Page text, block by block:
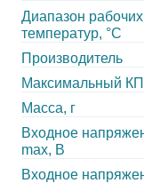
Диапазон рабочих
температур, °С
Производитель
Максимальный
Масса, г
Входное
max, В
Входное